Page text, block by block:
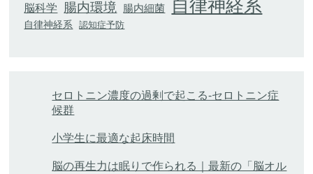
脳科学 腸内環境 腸内細菌 自律神経系
自律神経系 認知症予防
セロトニン濃度の過剰で起こる-セロトニン症
候群
小学生に最適な起床時間
脳の再生力は眠りで作られる｜最新の「脳オル